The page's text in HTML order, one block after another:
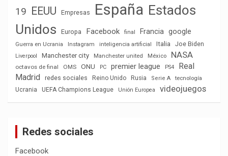
19 EEUU Empresas España Estados
Unidos
Europa Facebook final Francia google
Guerra en Ucrania Instagram inteligencia artificial Italia Joe Biden
Liverpool Manchester city Manchester united México NASA
octavos de final OMS ONU PC premier league PS4
Real
Madrid
redes sociales Reino Unido Rusia Serie A
tecnología
Ucrania
UEFA Champions League Unión Europea videojuegos
Redes sociales
Facebook